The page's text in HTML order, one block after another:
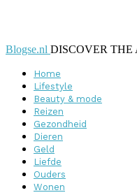
Blogse.nl DISCOVER THE
Home
Lifestyle
Beauty & mode
Reizen
Gezondheid
Dieren
Geld
Liefde
Ouders
Wonen